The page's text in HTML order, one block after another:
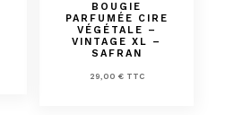
BOUGIE
PARFUMÉE CIRE
VÉGÉTALE –
VINTAGE XL –
SAFRAN
29,00 € TTC